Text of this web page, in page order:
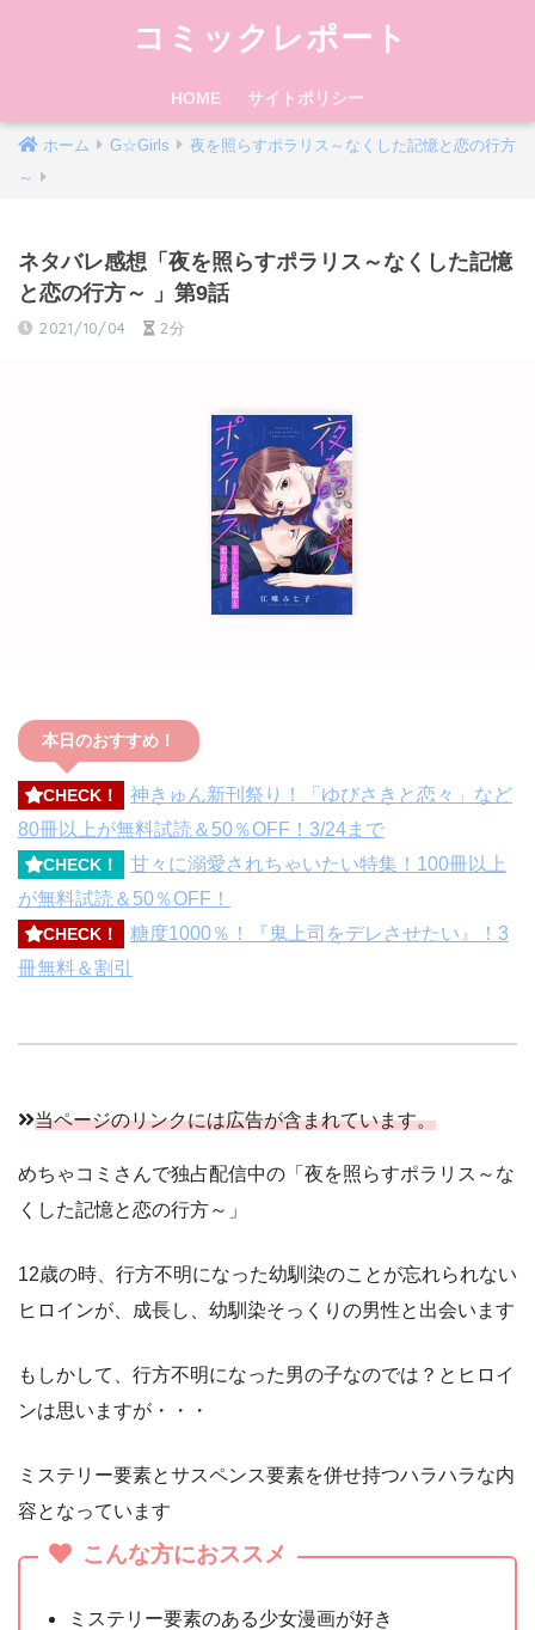
コミックレポート
HOME サイトポリシー
ホーム G☆Girls
夜を照らすポラリス～なくした記憶と恋の行方
～
ネタバレ感想「夜を照らすポラリス～なくした記憶
と恋の行方～ 」第9話
2021/10/04 2分
本日のおすすめ！
CHECK！
神きゅん新刊祭り！「ゆびさきと恋々」など
80冊以上が無料試読＆50％OFF！3/24まで
CHECK！
甘々に溺愛されちゃいたい特集！100冊以上
が無料試読＆50％OFF！
CHECK！
糖度1000％！『鬼上司をデレさせたい』！3
冊無料＆割引
当ページのリンクには広告が含まれています。
めちゃコミさんで独占配信中の「夜を照らすポラリス～な
くした記憶と恋の行方～」
12歳の時、行方不明になった幼馴染のことが忘れられない
ヒロインが、成長し、幼馴染そっくりの男性と出会います
もしかして、行方不明になった男の子なのでは？とヒロイ
ンは思いますが・・・
ミステリー要素とサスペンス要素を併せ持つハラハラな内
容となっています
こんな方におススメ
ミステリー要素のある少女漫画が好き